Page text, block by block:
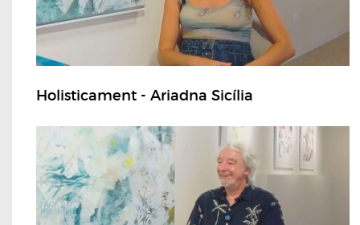
Holisticament - Ariadna Sicília